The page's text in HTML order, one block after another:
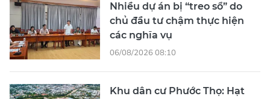
Nhiều dự án bị “treo sổ” do
chủ đầu tư chậm thực hiện
các nghĩa vụ
06/08/2026 08:10
Khu dân cư Phước Thọ: Hạt